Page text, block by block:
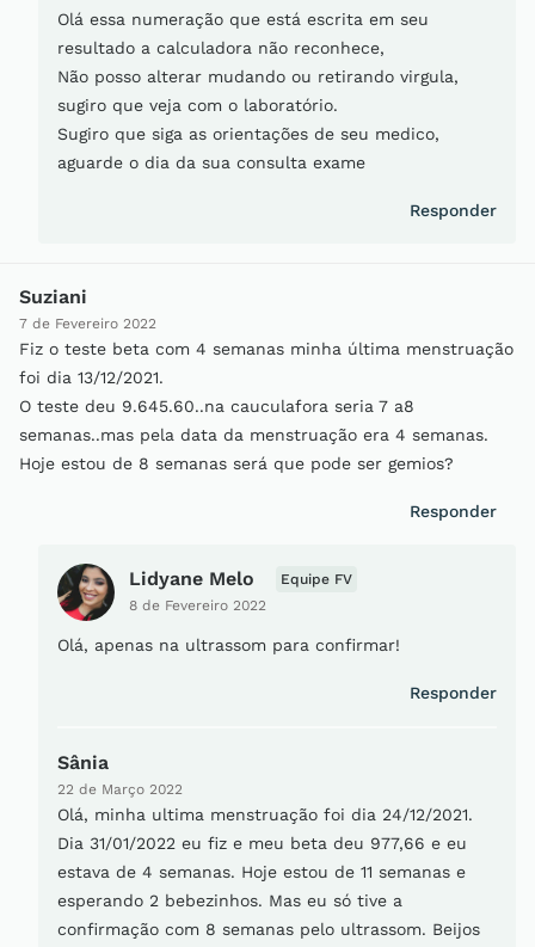
Olá essa numeração que está escrita em seu
resultado a calculadora não reconhece,
Não posso alterar mudando ou retirando virgula,
sugiro que veja com o laboratório.
Sugiro que siga as orientações de seu medico,
aguarde o dia da sua consulta exame
Responder
Suziani
7 de Fevereiro 2022
Fiz o teste beta com 4 semanas minha última menstruação
foi dia 13/12/2021.
O teste deu 9.645.60..na cauculafora seria 7 a8
semanas..mas pela data da menstruação era 4 semanas.
Hoje estou de 8 semanas será que pode ser gemios?
Responder
Lidyane Melo
8 de Fevereiro 2022
Equipe FV
Olá, apenas na ultrassom para confirmar!
Responder
Sânia
22 de Março 2022
Olá, minha ultima menstruação foi dia 24/12/2021.
Dia 31/01/2022 eu fiz e meu beta deu 977,66 e eu
estava de 4 semanas. Hoje estou de 11 semanas e
esperando 2 bebezinhos. Mas eu só tive a
confirmação com 8 semanas pelo ultrassom. Beijos